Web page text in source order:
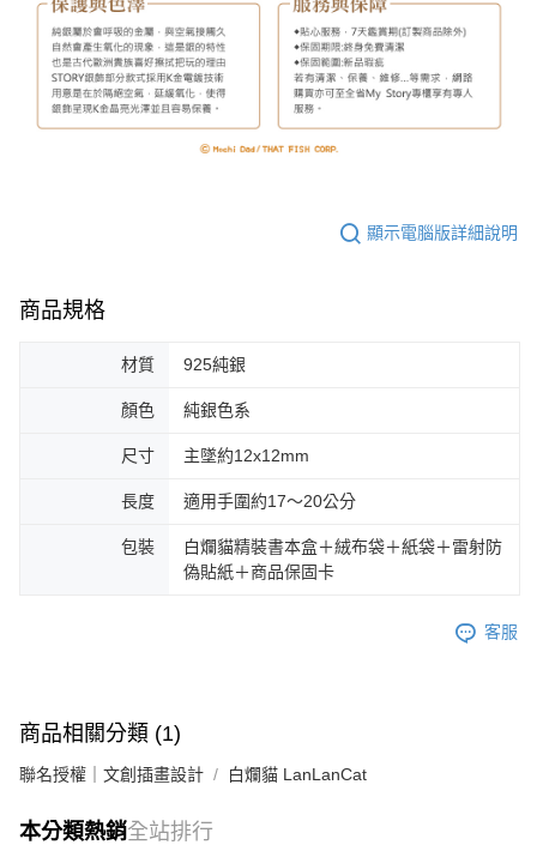
顯示電腦版詳細說明
商品規格
材質 925純銀
顏色 純銀色系
尺寸 主墜約12x12mm
長度 適用手圍約17～20公分
包裝
白爛貓精裝書本盒＋絨布袋＋紙袋＋雷射防
偽貼紙＋商品保固卡
客服
商品相關分類 (1)
聯名授權｜文創插畫設計 白爛貓 LanLanCat
本分類熱銷全站排行